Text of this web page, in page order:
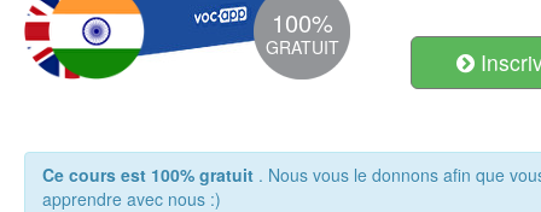
100%
GRATUIT
Ce cours est 100% gratuit . Nous vous le donnons afin que
apprendre avec nous :)